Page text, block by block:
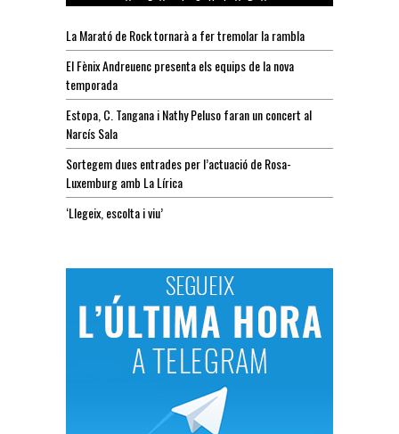
La Marató de Rock tornarà a fer tremolar la rambla
El Fènix Andreuenc presenta els equips de la nova
temporada
Estopa, C. Tangana i Nathy Peluso faran un concert al
Narcís Sala
Sortegem dues entrades per l’actuació de Rosa-
Luxemburg amb La Lírica
‘Llegeix, escolta i viu’